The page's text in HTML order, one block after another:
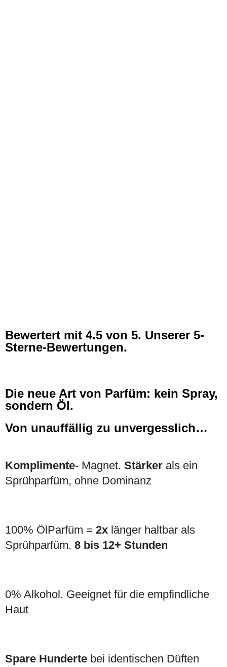
Bewertert mit 4.5 von 5. Unserer 5-
Sterne-Bewertungen.
Die neue Art von Parfüm: kein Spray,
sondern Öl.
Von unauffällig zu unvergesslich…
Komplimente- Magnet. Stärker als ein
Sprühparfüm, ohne Dominanz
100% ÖlParfüm = 2x länger haltbar als
Sprühparfüm. 8 bis 12+ Stunden
0% Alkohol. Geeignet für die empfindliche
Haut
Spare Hunderte bei identischen Düften